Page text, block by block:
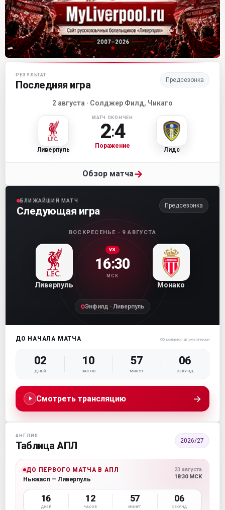
Матч-центр «Ливерпуля»
РЕЗУЛЬТАТ
Последняя игра Предсезонка
2 августа · Солджер Филд, Чикаго
Ливерпуль
МАТЧ ОКОНЧЕН
2:4
Поражение
Лидс
Обзор матча→
БЛИЖАЙШИЙ МАТЧ
Следующая игра Предсезонка
ВОСКРЕСЕНЬЕ · 9 АВГУСТА
Ливерпуль
VS
16:30
МСК
Монако
Энфилд · Ливерпуль
ДО НАЧАЛА МАТЧА Обновляется автоматически
02
ДНЕЙ
10
ЧАСОВ
57
МИНУТ
06
СЕКУНД
Смотреть трансляцию →
АНГЛИЯ
Таблица АПЛ 2026/27
ДО ПЕРВОГО МАТЧА В АПЛ
Ньюкасл — Ливерпуль
23 августа
18:30 МСК
16
ДНЕЙ
12
ЧАСОВ
57
МИНУТ
06
СЕКУНД